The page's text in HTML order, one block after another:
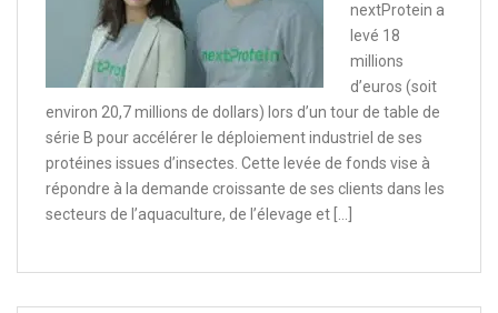
nextProtein a
levé 18
millions
d’euros (soit
environ 20,7 millions de dollars) lors d’un tour de table de
série B pour accélérer le déploiement industriel de ses
protéines issues d’insectes. Cette levée de fonds vise à
répondre à la demande croissante de ses clients dans les
secteurs de l’aquaculture, de l’élevage et […]